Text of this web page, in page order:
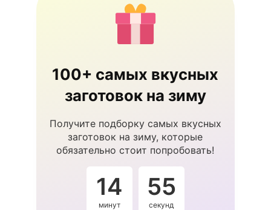
100+ самых вкусных
заготовок на зиму
Получите подборку самых вкусных
заготовок на зиму, которые
обязательно стоит попробовать!
14
минут
54
секунды